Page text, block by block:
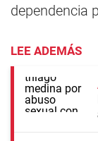
dependencia
LEE ADEMÁS